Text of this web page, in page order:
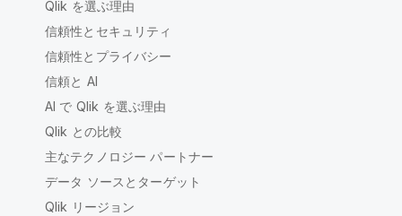
Qlik を選ぶ理由
信頼性とセキュリティ
信頼性とプライバシー
信頼と AI
AI で Qlik を選ぶ理由
Qlik との比較
主なテクノロジー パートナー
データ ソースとターゲット
Qlik リージョン